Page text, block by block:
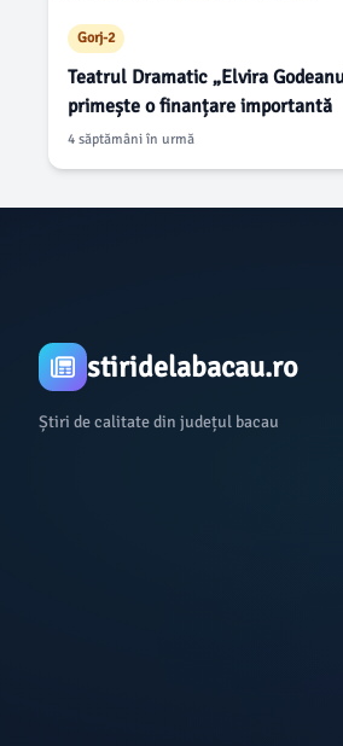
Gorj-2
Teatrul Dramatic „Elvira
primește o finanțare importantă
4 săptămâni în urmă
stiridelabacau.ro
Știri de calitate din județul bacau